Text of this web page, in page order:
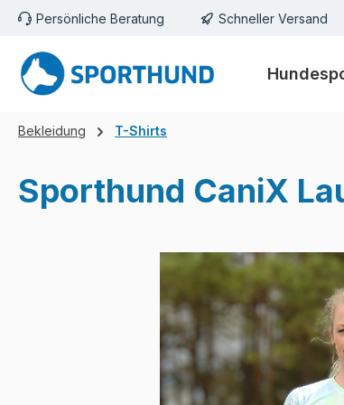
Hauptinhalt springen
Zur Suche springen
Zur Hauptnavigation springen
Persönliche Beratung Schneller Versand
Bekleidung T-Shirts
Sporthund CaniX
Bildergalerie überspringen